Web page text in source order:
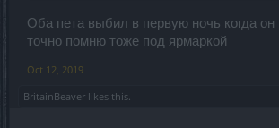
Оба пета выбил в первую ночь когда он
точно помню тоже под ярмаркой
Oct 12, 2019
BritainBeaver likes this.